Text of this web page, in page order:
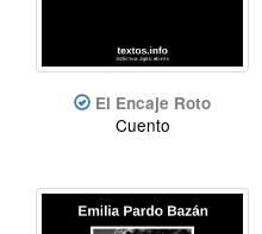
El Encaje Roto
Cuento